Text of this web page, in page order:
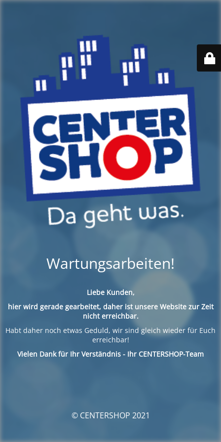
Wartungsarbeiten!
Liebe Kunden,
hier wird gerade gearbeitet, daher ist unsere Website zur Zeit
nicht erreichbar.
Habt daher noch etwas Geduld, wir sind gleich wieder für Euch
erreichbar!
Vielen Dank für Ihr Verständnis - Ihr CENTERSHOP-Team
© CENTERSHOP 2021